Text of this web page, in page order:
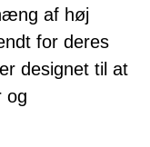
af høj
for deres
designet til at
og